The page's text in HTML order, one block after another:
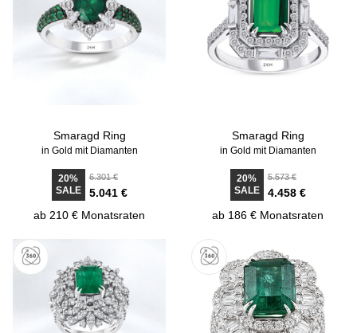
Smaragd Ring
in Gold mit Diamanten
20%
SALE
6.301 €
5.041 €
ab 210 € Monatsraten
Smaragd Ring
in Gold mit Diamanten
20%
SALE
5.573 €
4.458 €
ab 186 € Monatsraten